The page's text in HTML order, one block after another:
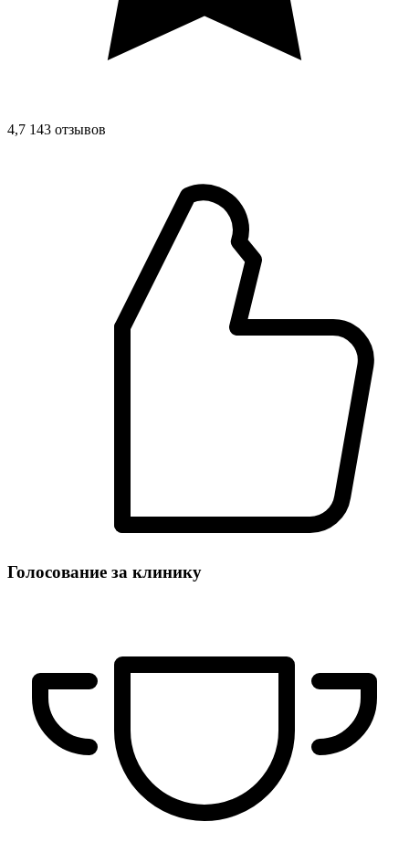
4,7 143 отзывов
Голосование за клинику